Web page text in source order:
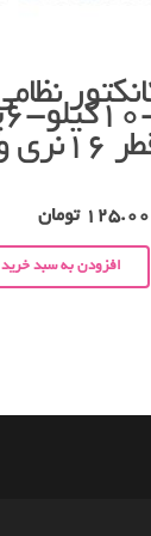
ومادگی
تومان
افزودن به سبد خرید